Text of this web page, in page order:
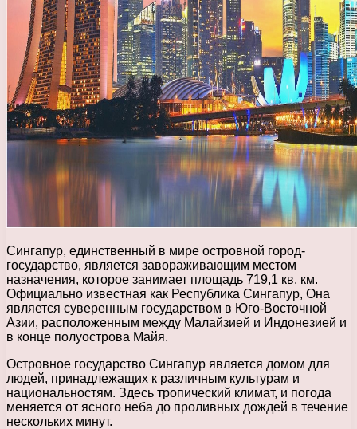
Сингапур, единственный в мире островной город-
государство, является завораживающим местом
назначения, которое занимает площадь 719,1 кв. км.
Официально известная как Республика Сингапур, Она
является суверенным государством в Юго-Восточной
Азии, расположенным между Малайзией и Индонезией и
в конце полуострова Майя.
Островное государство Сингапур является домом для
людей, принадлежащих к различным культурам и
национальностям. Здесь тропический климат, и погода
меняется от ясного неба до проливных дождей в течение
нескольких минут.